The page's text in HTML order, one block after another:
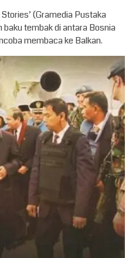
(Gramedia Pustaka
baku tembak di antara Bosnia
membaca ke Balkan.